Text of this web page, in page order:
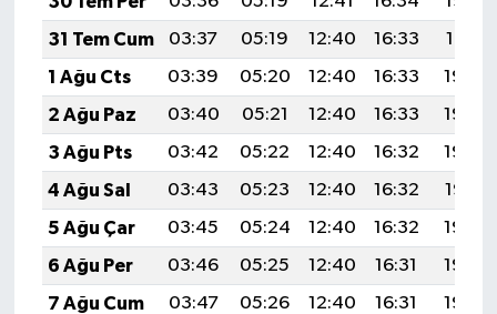
31 Tem Cum
03:37 05:19 12:40 16:33
19:51
1 Ağu Cts
03:39 05:20 12:40 16:33
19:50
2 Ağu Paz
03:40 05:21 12:40 16:33
19:49
3 Ağu Pts
03:42 05:22 12:40 16:32
19:48
4 Ağu Sal
03:43 05:23 12:40 16:32
19:47
5 Ağu Çar
03:45 05:24 12:40 16:32
19:46
6 Ağu Per
03:46 05:25 12:40 16:31
19:45
7 Ağu Cum
03:47 05:26 12:40 16:31
19:44